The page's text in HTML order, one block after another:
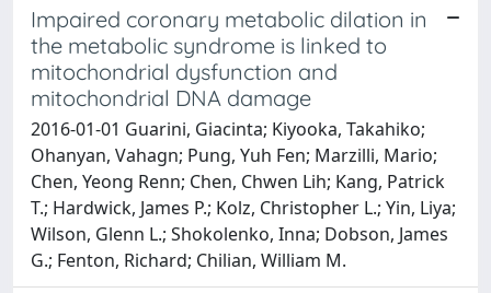
Impaired coronary metabolic dilation in
the metabolic syndrome is linked to
mitochondrial dysfunction and
mitochondrial DNA damage
2016-01-01 Guarini, Giacinta; Kiyooka, Takahiko;
Ohanyan, Vahagn; Pung, Yuh Fen; Marzilli, Mario;
Chen, Yeong Renn; Chen, Chwen Lih; Kang, Patrick
T.; Hardwick, James P.; Kolz, Christopher L.; Yin, Liya;
Wilson, Glenn L.; Shokolenko, Inna; Dobson, James
G.; Fenton, Richard; Chilian, William M.